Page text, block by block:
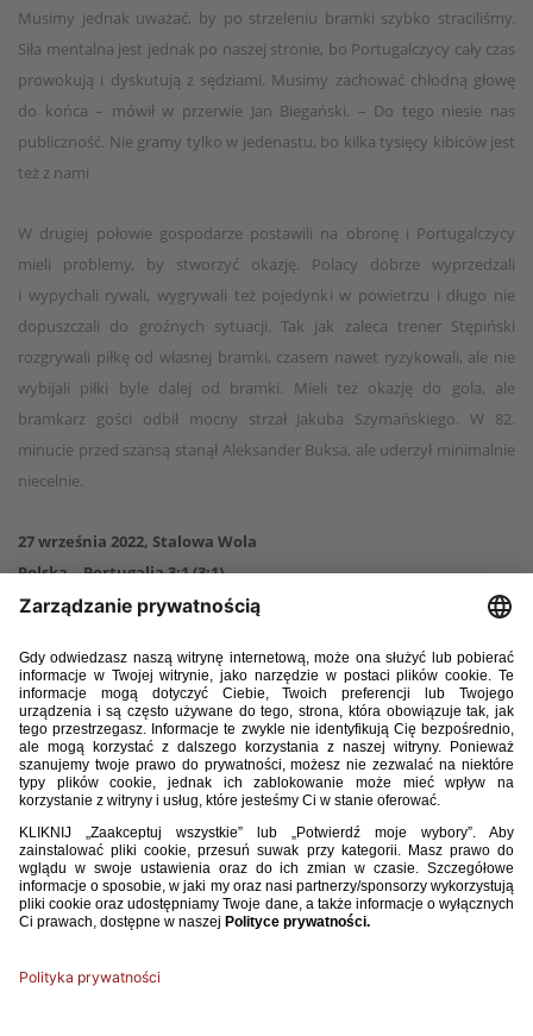
Musimy jednak uważać, by po strzeleniu bramki szybko straciliśmy.
Siła mentalna jest jednak po naszej stronie, bo Portugalczycy cały czas
prowokują i dyskutują z sędziami. Musimy zachować chłodną głowę
do końca – mówił w przerwie Jan Biegański. – Do tego niesie nas
publiczność. Nie gramy tylko w jedenastu, bo kilka tysięcy kibiców jest
też z nami
W drugiej połowie gospodarze postawili na obronę i Portugalczycy
mieli problemy, by stworzyć okazję. Polacy dobrze wyprzedzali
i wypychali rywali, wygrywali też pojedynki w powietrzu i długo nie
dopuszczali do groźnych sytuacji. Tak jak zaleca trener Stępiński
rozgrywali piłkę od własnej bramki, czasem nawet ryzykowali, ale nie
wybijali piłki byle dalej od bramki. Mieli też okazję do gola, ale
bramkarz gości odbił mocny strzał Jakuba Szymańskiego. W 82.
minucie przed szansą stanął Aleksander Buksa, ale uderzył minimalnie
niecelnie.
27 września 2022, Stalowa Wola
Polska – Portugalia 3:1 (3:1)
Bramki: Jan Biegański 10, Kacper Karasek 24, Kacper Kasperowicz 35 -
Polska: 1. Mikołaj Biegański (46, 12. Kacper Bieszczad) – 17. Antoni
Klimek (90, 15. Bartosz Bernard), 2. Jakub Szymański, 5. Maksymilian
Tkocz, 4. Kacper Kasperowicz, 8. Kelechukwu Ibe-Torti (20, 21. Bartosz
Talar) – 7. Marcel Wędrychowski (71, 13. Kacper Sezonienko), 9. Jakub
Witek (46, 20. Tomasz Neugebauer), 6. Jan Biegański, 11. Kacper
Portugalia: 1. Joao Carvalho – 2. Joao Tome (74, 23. Martim Ferreira),
19. Jose Muller, 14. Gabriel Rodrigues, 5. Flavio Nazinho (62, 13.
Guilherme Montoia) – 20. Diogo Cabral (62, 10. Matchoi Djalo), 16.
Gustavo Mendonca), 8. Martim Neto (74, 18. Luis Semedo), 7. Rodrigo